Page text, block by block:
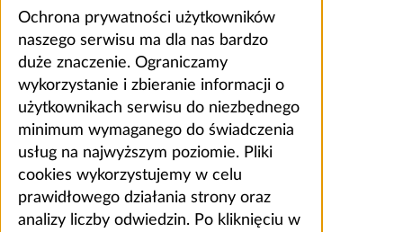
Ochrona prywatności użytkowników
naszego serwisu ma dla nas bardzo
duże znaczenie. Ograniczamy
wykorzystanie i zbieranie informacji o
użytkownikach serwisu do niezbędnego
minimum wymaganego do świadczenia
usług na najwyższym poziomie. Pliki
cookies wykorzystujemy w celu
prawidłowego działania strony oraz
analizy liczby odwiedzin. Po kliknięciu w